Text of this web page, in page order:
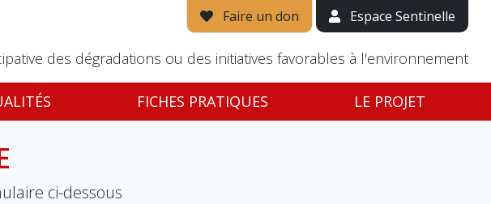
Faire un don Espace Sentinelle
des dégradations ou des initiatives favorables à l'environnement
FICHES PRATIQUES LE PROJET
ci-dessous